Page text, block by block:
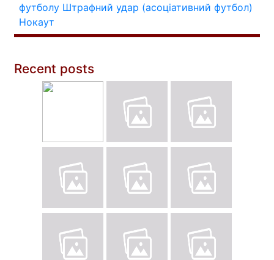
футболу Штрафний удар (асоціативний футбол)
Нокаут
Recent posts